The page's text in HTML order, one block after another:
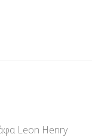
Leon Henry